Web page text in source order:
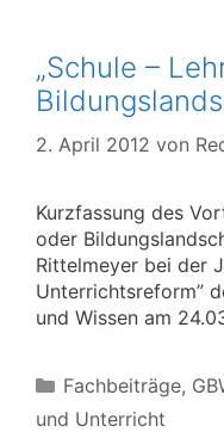
„Schule –
2. April 2012 von
Kurzfassung des
oder
Rittelmeyer bei der
Unterrichtsreform”
und Wissen am
Kategorien
Fachbeiträge,
und Unterricht